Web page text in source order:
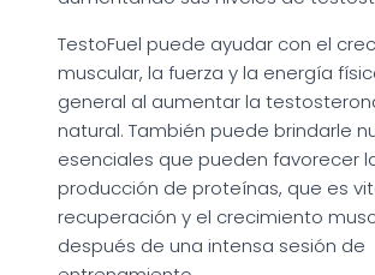
TestoFuel puede ayudar con el
muscular, la fuerza y la energía
general al aumentar la
natural. También puede brindarle
esenciales que pueden favorecer
producción de proteínas, que es
recuperación y el crecimiento
después de una intensa sesión de